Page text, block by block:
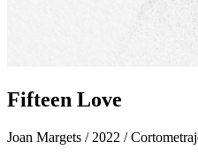
Fifteen Love
Joan Margets / 2022 /